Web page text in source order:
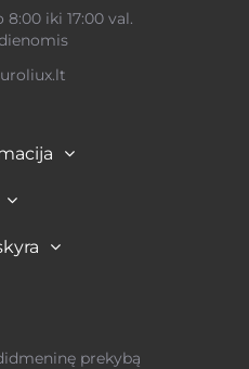
iki 17:00 val.
prekybą